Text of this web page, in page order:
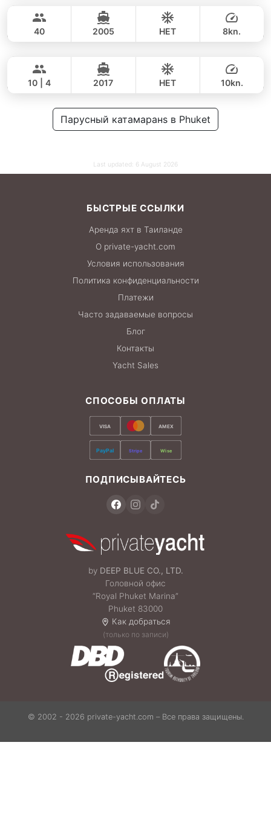
36,500 THB
LEOPARD 47FT
42,400 THB
40 2005 НЕТ 8kn.
STEALTH - ASIA CATAMARANS 43FT
52,000 THB
35,300 THB
10 | 4 2017 НЕТ 10kn.
Парусный катамаранs в Phuket
Last updated: 6 August 2026
БЫСТРЫЕ ССЫЛКИ
Аренда яхт в Таиланде
О private-yacht.com
Условия использования
Политика конфиденциальности
Платежи
Часто задаваемые вопросы
Блог
Контакты
Yacht Sales
СПОСОБЫ ОПЛАТЫ
VISA AMEX
PayPal Stripe Wise
ПОДПИСЫВАЙТЕСЬ
by DEEP BLUE CO., LTD.
Головной офис
“Royal Phuket Marina”
Phuket 83000
Как добраться
(только по записи)
© 2002 - 2026 private-yacht.com – Все права защищены.